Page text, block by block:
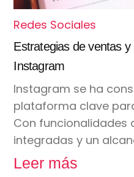
Redes Sociales
Estrategias de ventas
Instagram
Instagram se ha
plataforma clave
Con funcionalidades
integradas y un
Leer más